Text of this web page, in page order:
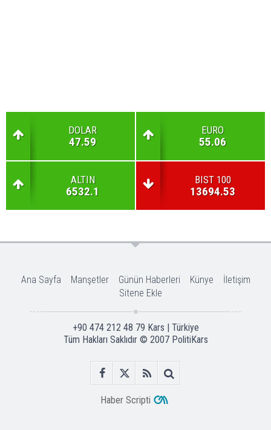
DOLAR
47.59
EURO
55.06
ALTIN
6532.1
BIST 100
13694.53
Ana Sayfa Manşetler Günün Haberleri Künye
İletişim
Sitene Ekle
+90 474 212 48 79 Kars | Türkiye
Tüm Hakları Saklıdır © 2007 PolitiKars
Haber Scripti